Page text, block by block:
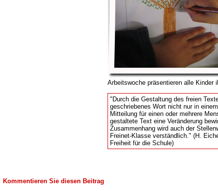
Arbeitswoche präsentieren alle Kinder
"Durch die Gestaltung des freien
geschriebenes Wort nicht nur in
Mitteilung für einen oder mehrere
gestaltete Text eine Veränderung
Zusammenhang wird auch der
Freinet-Klasse verständlich." (H.
Freiheit für die Schule)
Kommentieren Sie diesen Beitrag